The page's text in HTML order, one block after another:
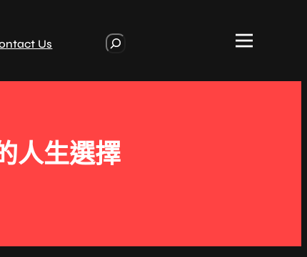
Us
r
人生選擇